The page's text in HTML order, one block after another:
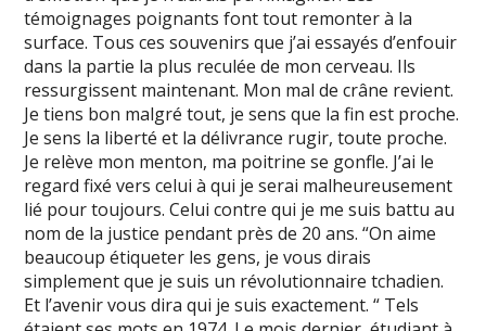
témoignages poignants font tout remonter à la
surface. Tous ces souvenirs que j’ai essayés d’enfouir
dans la partie la plus reculée de mon cerveau. Ils
ressurgissent maintenant. Mon mal de crâne revient.
Je tiens bon malgré tout, je sens que la fin est proche.
Je sens la liberté et la délivrance rugir, toute proche.
Je relève mon menton, ma poitrine se gonfle. J’ai le
regard fixé vers celui à qui je serai malheureusement
lié pour toujours. Celui contre qui je me suis battu au
nom de la justice pendant près de 20 ans. “On aime
beaucoup étiqueter les gens, je vous dirais
simplement que je suis un révolutionnaire tchadien.
Et l’avenir vous dira qui je suis exactement. “ Tels